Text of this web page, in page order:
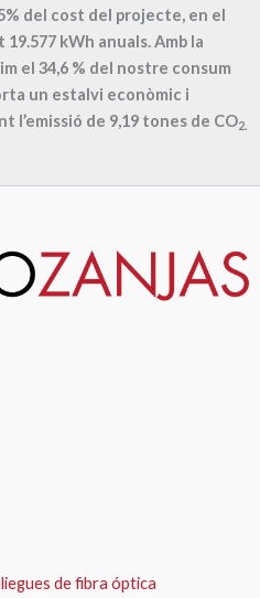
del cost del projecte, en el
19.577 kWh anuals. Amb la
el 34,6 % del nostre consum
un estalvi econòmic i
l’emissió de 9,19 tones de CO2.
de fibra óptica